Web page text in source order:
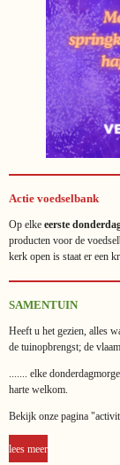
Actie voedselbank
Op elke eerste
producten voor de
kerk open is staat er een
SAMENTUIN
Heeft u het gezien, alles
de tuinopbrengst; de
....... elke
harte welkom.
Bekijk onze pagina
lees meer